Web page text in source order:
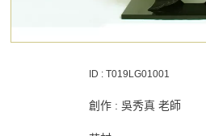
ID : T019LG01001
創作 : 吳秀真 老師